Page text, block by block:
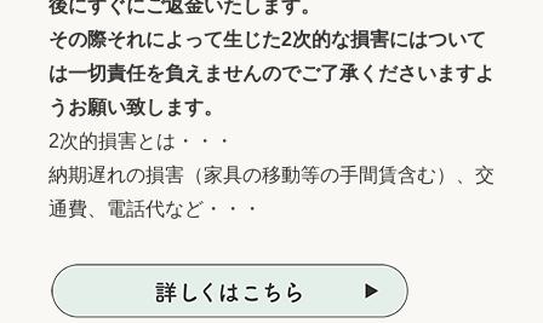
後にすぐにご返金いたします。
その際それによって生じた2次的な損害にはついて
は一切責任を負えませんのでご了承くださいますよ
うお願い致します。
2次的損害とは・・・
納期遅れの損害（家具の移動等の手間賃含む）、交
通費、電話代など・・・